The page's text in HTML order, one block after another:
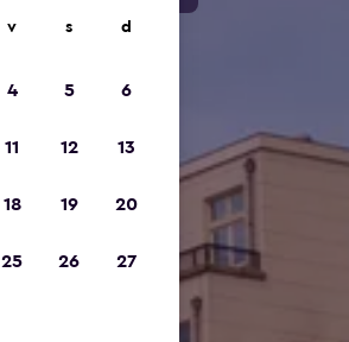
v s d
4 5 6
11 12 13
18 19 20
25 26 27